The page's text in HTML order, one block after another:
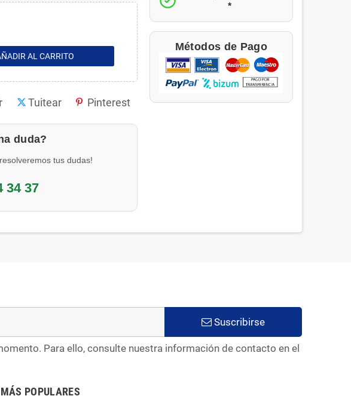
AL CARRITO
Tuitear Pinterest
duda?
tus dudas!
34 37
*
Métodos de Pago
Suscribirse
Para ello, consulte nuestra información de contacto en el
MÁS POPULARES